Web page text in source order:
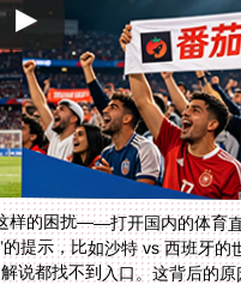
样的困扰——打开国内的体育
提示，比如沙特 vs 西班牙
说都找不到入口。这背后的
担心，这篇指南会告诉你如